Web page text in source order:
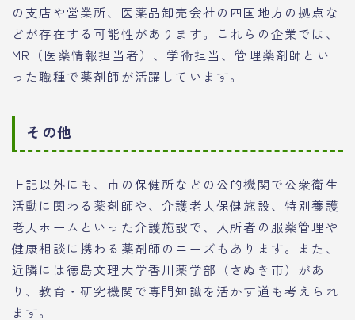
の支店や営業所、医薬品卸売会社の四国地方の拠点な
どが存在する可能性があります。これらの企業では、
MR（医薬情報担当者）、学術担当、管理薬剤師とい
った職種で薬剤師が活躍しています。
その他
上記以外にも、市の保健所などの公的機関で公衆衛生
活動に関わる薬剤師や、介護老人保健施設、特別養護
老人ホームといった介護施設で、入所者の服薬管理や
健康相談に携わる薬剤師のニーズもあります。また、
近隣には徳島文理大学香川薬学部（さぬき市）があ
り、教育・研究機関で専門知識を活かす道も考えられ
ます。